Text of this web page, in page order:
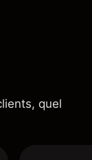
quel